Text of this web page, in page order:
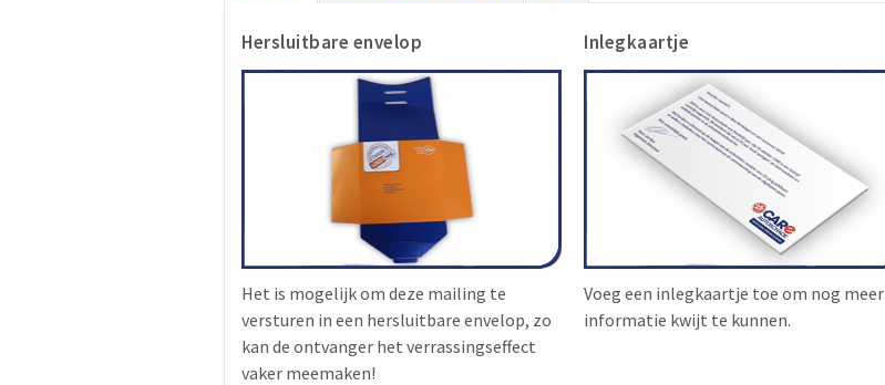
Hersluitbare envelop
Het is mogelijk om deze mailing te
versturen in een hersluitbare envelop, zo
kan de ontvanger het verrassingseffect
vaker meemaken!
Inlegkaartje
Voeg een inlegkaartje toe om nog meer
informatie kwijt te kunnen.